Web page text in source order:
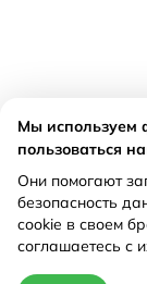
Мы используем
пользоваться
Они помогают
безопасность
cookie в своем
соглашаетесь с